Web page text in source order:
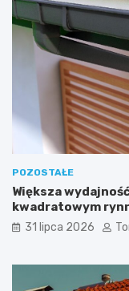
POZOSTAŁE
Większa
kwadratowym
31 lipca 2026